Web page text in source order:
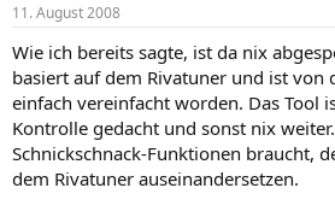
11. August 2008
Wie ich bereits sagte, ist da nix
basiert auf dem Rivatuner und ist von
einfach vereinfacht worden. Das Tool
Kontrolle gedacht und sonst nix
Schnickschnack-Funktionen braucht,
dem Rivatuner auseinandersetzen.